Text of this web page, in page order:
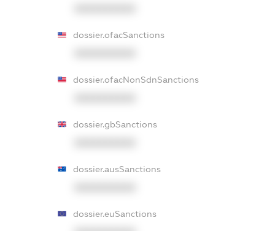
dossier.ofacSanctions
dossier.ofacNonSdnSanctions
dossier.gbSanctions
dossier.ausSanctions
dossier.euSanctions